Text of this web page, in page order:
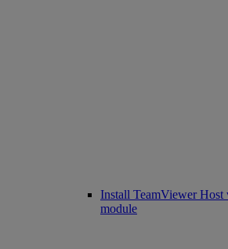
Install TeamViewer
module